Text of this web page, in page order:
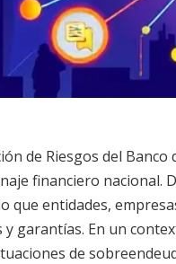
de Riesgos del Banco
financiero nacional.
que entidades,
garantías. En un
de